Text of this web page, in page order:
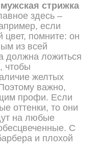
стрижка
здесь –
если
помните: он
из всей
должна ложиться
чтобы
желтых
важно,
профи. Если
оттенки, то они
на любые
С
и плохой